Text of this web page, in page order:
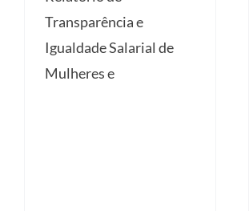
Transparência e
Igualdade Salarial de
Mulheres e